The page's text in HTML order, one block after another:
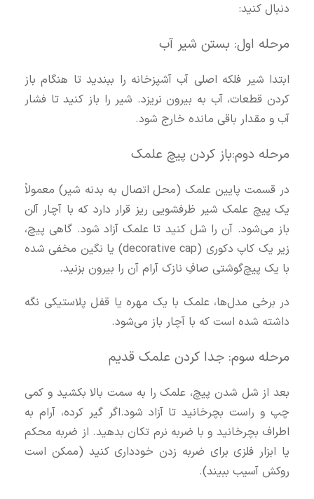
دنبال کنید:
مرحله اول: بستن شیر آب
ابتدا شیر فلکه اصلی آب آشپزخانه را ببندید تا هنگام باز
کردن قطعات، آب به بیرون نریزد. شیر را باز کنید تا فشار
آب و مقدار باقی مانده خارج شود.
مرحله دوم:باز کردن پیچ علمک
در قسمت پایین علمک (محل اتصال به بدنه شیر) معمولاً
یک پیچ علمک شیر ظرفشویی ریز قرار دارد که با آچار آلن
باز می‌شود. آن را شل کنید تا علمک آزاد شود. گاهی پیچ،
زیر یک کاپ دکوری (decorative cap) یا نگین مخفی شده
با یک پیچ‌گوشتی صافِ نازک آرام آن را بیرون بزنید.
در برخی مدل‌ها، علمک با یک مهره‌ یا قفل پلاستیکی نگه
داشته شده است که با آچار باز می‌شود.
مرحله سوم: جدا کردن علمک قدیم
بعد از شل شدن پیچ، علمک را به سمت بالا بکشید و کمی
چپ و راست بچرخانید تا آزاد شود.اگر گیر کرده، آرام به
اطراف بچرخانید و با ضربه نرم تکان بدهید. از ضربه محکم
یا ابزار فلزی برای ضربه زدن خودداری کنید (ممکن است
روکش آسیب ببیند).